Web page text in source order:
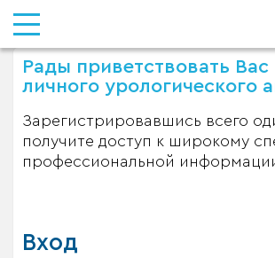
Рады приветствовать Вас
личного урологического
Зарегистрировавшись всего
получите доступ к широкому
профессиональной
Вход